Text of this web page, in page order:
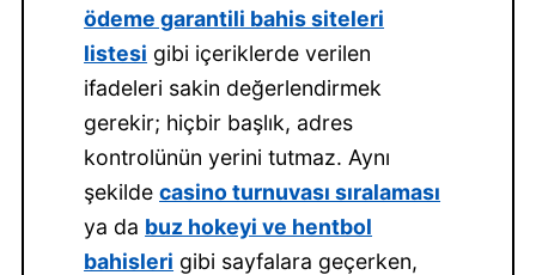
ödeme garantili bahis siteleri
listesi gibi içeriklerde verilen
ifadeleri sakin değerlendirmek
gerekir; hiçbir başlık, adres
kontrolünün yerini tutmaz. Aynı
şekildecasino turnuvası sıralaması
ya da buz hokeyi ve hentbol
bahisleri gibi sayfalara geçerken,